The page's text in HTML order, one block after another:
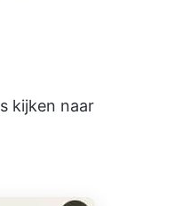
kijken naar